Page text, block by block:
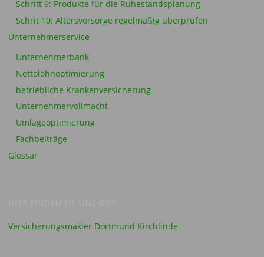
Schritt 9: Produkte für die Ruhestandsplanung
Schrit 10: Altersvorsorge regelmäßig überprüfen
Unternehmerservice
Unternehmerbank
Nettolohnoptimierung
betriebliche Krankenversicherung
Unternehmervollmacht
Umlageoptimierung
Fachbeiträge
Glossar
Versicherungsmakler Dortmund Kirchlinde